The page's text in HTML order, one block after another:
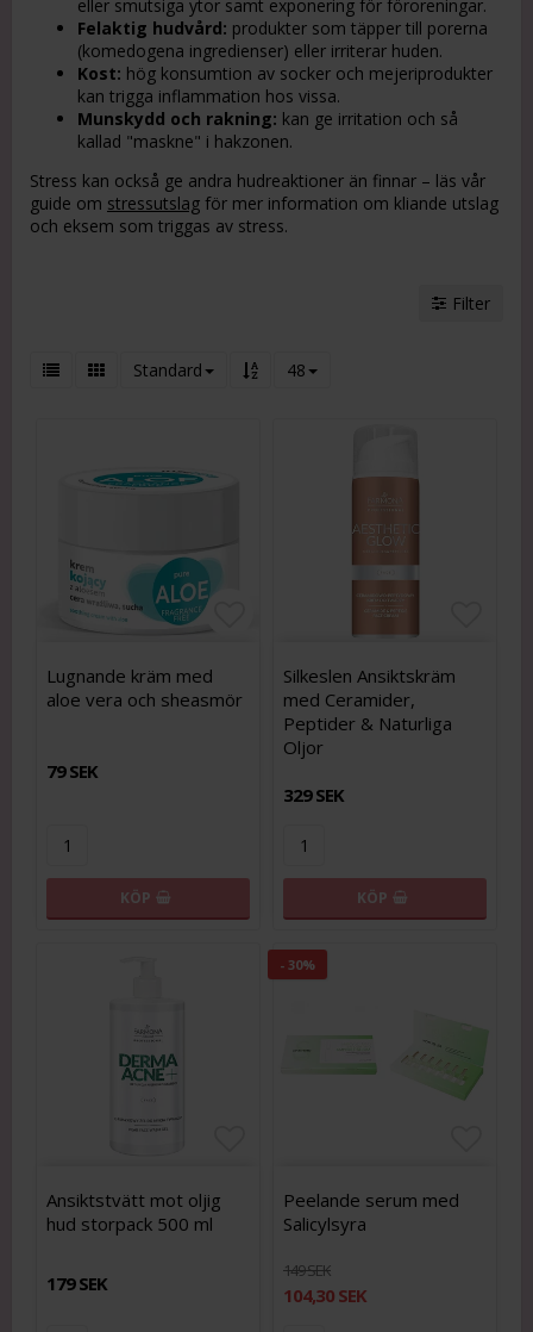
eller smutsiga ytor samt exponering för föroreningar.
Felaktig hudvård: produkter som täpper till porerna
(komedogena ingredienser) eller irriterar huden.
Kost: hög konsumtion av socker och mejeriprodukter
kan trigga inflammation hos vissa.
Munskydd och rakning: kan ge irritation och så
kallad "maskne" i hakzonen.
Stress kan också ge andra hudreaktioner än finnar – läs vår
guide om stressutslag för mer information om kliande utslag
och eksem som triggas av stress.
Filter
Standard 48
Lägg till i favoritlistan
Lugnande kräm med
aloe vera och sheasmör
79 SEK
KÖP
Silkeslen Ansiktskräm
med Ceramider,
Peptider & Naturliga
Oljor
329 SEK
KÖP
Lägg till i favoritlistan
Ansiktstvätt mot oljig
hud storpack 500 ml
179 SEK
- 30%
Peelande serum med
Salicylsyra
149 SEK
104,30 SEK